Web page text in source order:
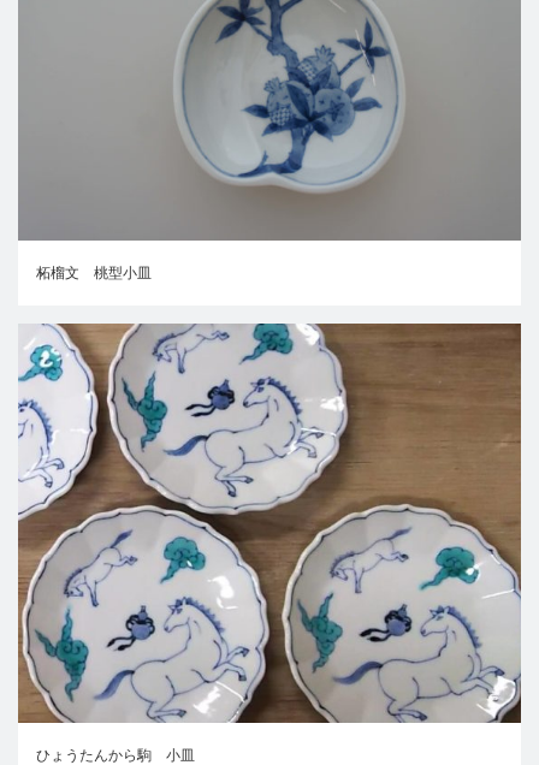
柘榴文 桃型小皿
ひょうたんから駒 小皿